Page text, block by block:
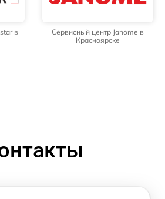
в
Сервисный центр Janome в
Красноярске